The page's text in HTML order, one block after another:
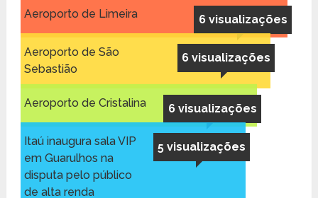
6 visualizações
Aeroporto de Limeira
6 visualizações
Aeroporto de São
Sebastião
6 visualizações
Aeroporto de Cristalina
5 visualizações
Itaú inaugura sala VIP
em Guarulhos na
disputa pelo público
de alta renda